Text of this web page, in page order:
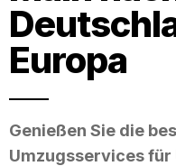
Europa
Genießen Sie die
Umzugsservices für